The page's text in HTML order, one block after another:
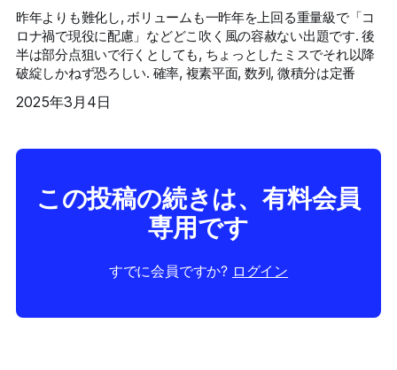
昨年よりも難化し, ボリュームも一昨年を上回る重量級で「コ
ロナ禍で現役に配慮」などどこ吹く風の容赦ない出題です. 後
半は部分点狙いで行くとしても, ちょっとしたミスでそれ以降
破綻しかねず恐ろしい. 確率, 複素平面, 数列, 微積分は定番
2025年3月4日
この投稿の続きは、有料会員
専用です
すでに会員ですか? ログイン